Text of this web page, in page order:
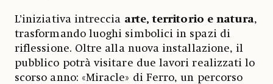
L’iniziativa intreccia arte, territorio e natura,
trasformando luoghi simbolici in spazi di
riflessione. Oltre alla nuova installazione, il
pubblico potrà visitare due lavori realizzati lo
scorso anno: «Miracle» di Ferro, un percorso